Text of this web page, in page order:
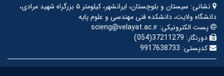
نشانی:
سیستان و بلوچستان، ایرانشهر، کیلومتر ۵ بزرگراه شهید مرادی،
دانشگاه ولایت، دانشکده فنی مهندسی و علوم پایه
پست الکترونیکی: scieng@velayat.ac.ir
دورنگار: 37211279(054)
کدپستی: 9917638733